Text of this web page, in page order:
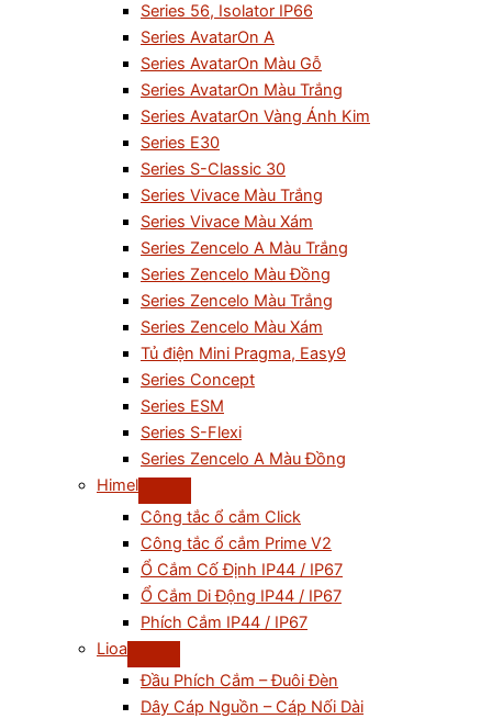
Series 56, Isolator IP66
Series AvatarOn A
Series AvatarOn Màu Gỗ
Series AvatarOn Màu Trắng
Series AvatarOn Vàng Ánh Kim
Series E30
Series S-Classic 30
Series Vivace Màu Trắng
Series Vivace Màu Xám
Series Zencelo A Màu Trắng
Series Zencelo Màu Đồng
Series Zencelo Màu Trắng
Series Zencelo Màu Xám
Tủ điện Mini Pragma, Easy9
Series Concept
Series ESM
Series S-Flexi
Series Zencelo A Màu Đồng
Himel
Công tắc ổ cắm Click
Công tắc ổ cắm Prime V2
Ổ Cắm Cố Định IP44 / IP67
Ổ Cắm Di Động IP44 / IP67
Phích Cắm IP44 / IP67
Lioa
Đầu Phích Cắm – Đuôi Đèn
Dây Cáp Nguồn – Cáp Nối Dài